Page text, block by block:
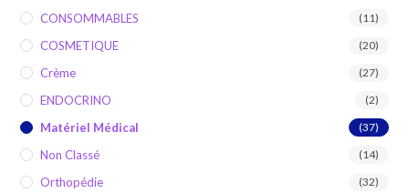
CONSOMMABLES (11)
COSMETIQUE (20)
Crème (27)
ENDOCRINO (2)
Matériel Médical (37)
Non Classé (14)
Orthopédie (32)